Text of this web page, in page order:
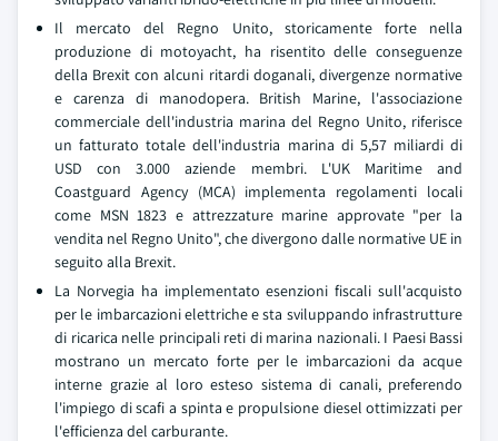
Il mercato del Regno Unito, storicamente forte nella
produzione di motoyacht, ha risentito delle conseguenze
della Brexit con alcuni ritardi doganali, divergenze normative
e carenza di manodopera. British Marine, l'associazione
commerciale dell'industria marina del Regno Unito, riferisce
un fatturato totale dell'industria marina di 5,57 miliardi di
USD con 3.000 aziende membri. L'UK Maritime and
Coastguard Agency (MCA) implementa regolamenti locali
come MSN 1823 e attrezzature marine approvate "per la
vendita nel Regno Unito", che divergono dalle normative UE in
seguito alla Brexit.
La Norvegia ha implementato esenzioni fiscali sull'acquisto
per le imbarcazioni elettriche e sta sviluppando infrastrutture
di ricarica nelle principali reti di marina nazionali. I Paesi Bassi
mostrano un mercato forte per le imbarcazioni da acque
interne grazie al loro esteso sistema di canali, preferendo
l'impiego di scafi a spinta e propulsione diesel ottimizzati per
l'efficienza del carburante.